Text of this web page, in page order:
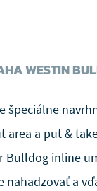
WESTIN
špeciálne
area a put &
Bulldog inline
nahadzovať a